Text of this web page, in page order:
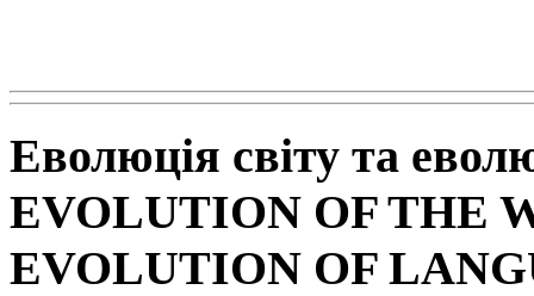
Еволюція світу та
EVOLUTION OF THE
EVOLUTION OF